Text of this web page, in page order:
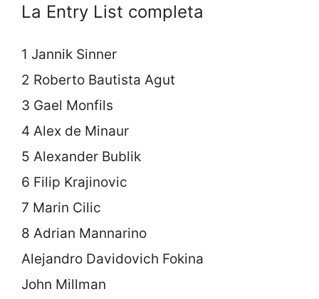
La Entry List completa
1 Jannik Sinner
2 Roberto Bautista Agut
3 Gael Monfils
4 Alex de Minaur
5 Alexander Bublik
6 Filip Krajinovic
7 Marin Cilic
8 Adrian Mannarino
Alejandro Davidovich Fokina
John Millman